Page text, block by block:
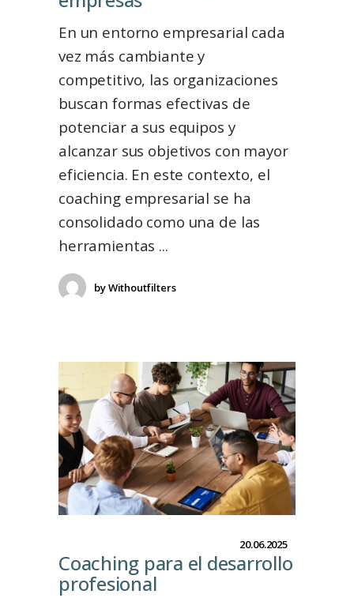
En un entorno empresarial cada
vez más cambiante y
competitivo, las organizaciones
buscan formas efectivas de
potenciar a sus equipos y
alcanzar sus objetivos con mayor
eficiencia. En este contexto, el
coaching empresarial se ha
consolidado como una de las
herramientas
byWithoutfilters
20.06.2025
Coaching para el desarrollo
profesional